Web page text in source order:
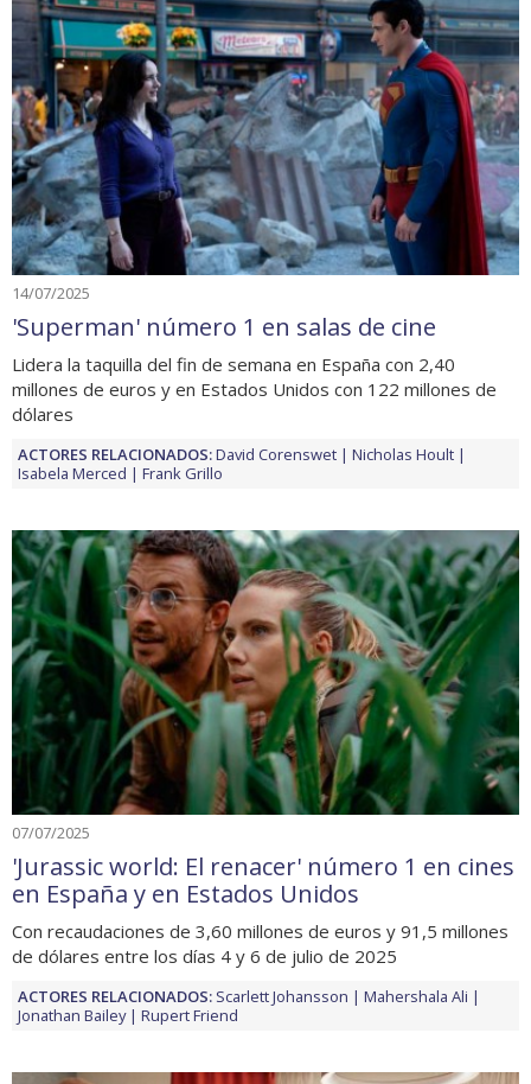
14/07/2025
'Superman' número 1 en salas de cine
Lidera la taquilla del fin de semana en España con 2,40
millones de euros y en Estados Unidos con 122 millones de
dólares
ACTORES RELACIONADOS:David Corenswet
Nicholas Hoult
Isabela Merced
Frank Grillo
07/07/2025
'Jurassic world: El renacer' número 1 en cines
en España y en Estados Unidos
Con recaudaciones de 3,60 millones de euros y 91,5 millones
de dólares entre los días 4 y 6 de julio de 2025
ACTORES RELACIONADOS: Scarlett Johansson
Mahershala Ali
Jonathan Bailey
Rupert Friend